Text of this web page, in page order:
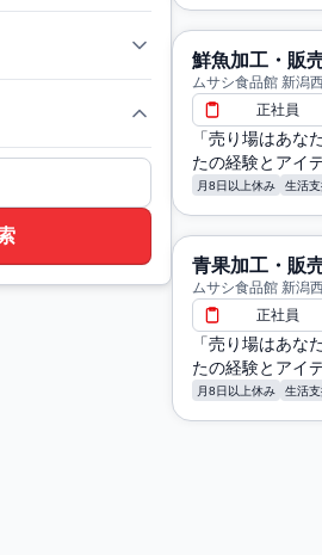
鮮魚加工・販
ムサシ食品館 新潟
正社員
「売り場はあな
たの経験とアイ
月8日以上休み 生活支
青果加工・販
ムサシ食品館 新潟
正社員
「売り場はあな
たの経験とアイ
月8日以上休み 生活支